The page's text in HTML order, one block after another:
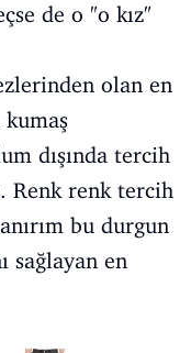
de o "o kız"
olan en
kumaş
dışında tercih
renk tercih
bu durgun
sağlayan en